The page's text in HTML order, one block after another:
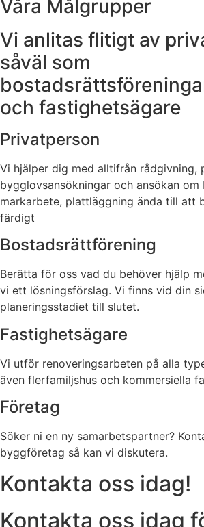
Våra Målgrupper
Vi anlitas flitigt av
såväl som
och fastighetsägare
Privatperson
Vi hjälper dig med alltifrån rådgivning,
bygglovsansökningar och ansökan om
markarbete, plattläggning ända till att
färdigt
Bostadsrättförening
Berätta för oss vad du behöver hjälp
vi ett lösningsförslag. Vi finns vid din
planeringsstadiet till slutet.
Fastighetsägare
Vi utför renoveringsarbeten på alla
även flerfamiljshus och kommersiella
Företag
Söker ni en ny samarbetspartner?
byggföretag så kan vi diskutera.
Kontakta oss idag!
Kontakta oss idag